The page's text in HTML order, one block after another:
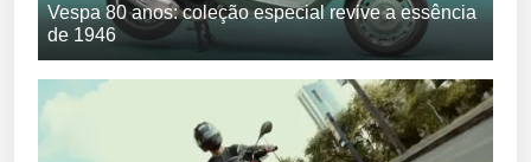
Vespa 80 anos: coleção especial revive a essência
de 1946